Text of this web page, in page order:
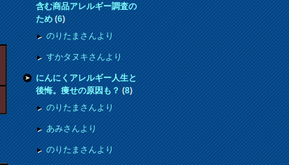
含む商品アレルギー調査の
ため(6)
のりたまさんより
すかタヌキさんより
にんにくアレルギー人生と
後悔。痩せの原因も？(8)
のりたまさんより
あみさんより
のりたまさんより